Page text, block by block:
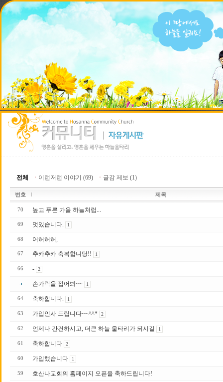
전체 ㆍ 이런저런 이야기 (69) ㆍ 글감 제보 (1)
번호 제목
70 높고 푸른 가을 하늘처럼...
69 멋있습니다. 1
68 어허허허,
67 추카추카 축복합니당!! 1
66 - 2
손가락을 접어봐~~ 1
64 축하합니다. 1
63 가입인사 드립니다~~^^* 2
62 언제나 간건하시고, 더큰 하늘 울타리가 되시길 1
61 축하합니다 2
60 가입했습니다 1
59 호산나교회의 홈페이지 오픈을 축하드립니다!